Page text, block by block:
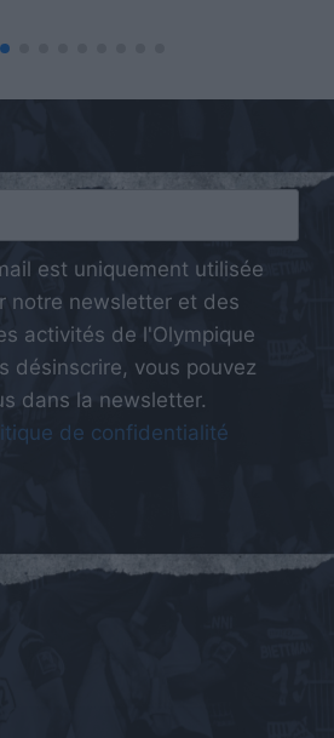
est uniquement utilisée
notre newsletter et des
activités de l'Olympique
désinscrire, vous pouvez
dans la newsletter.
de confidentialité